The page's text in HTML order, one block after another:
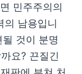
민주주의의
의 남용입니
것이 분명
요? 끈질긴